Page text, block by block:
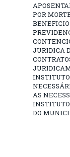
POR
JURIDICA
AS
DO